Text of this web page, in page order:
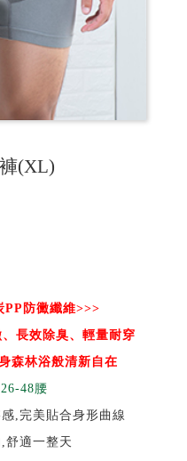
(XL)
PP防黴纖維>>>
長效除臭、輕量耐穿
森林浴般清新自在
48腰
,完美貼合身形曲線
舒適一整天